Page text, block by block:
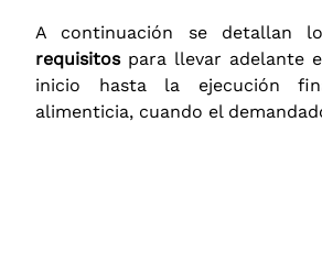
A continuación se detallan
requisitospara llevar adelante
inicio hasta la ejecución
alimenticia, cuando el